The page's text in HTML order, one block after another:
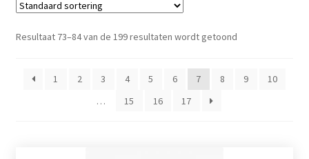
Resultaat 73–84 van de 199 resultaten wordt getoond
1 2 3 4 5 6 7 8 9
10
…
15 16 17